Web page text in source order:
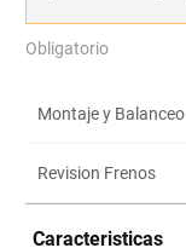
Obligatorio
Montaje y Balanceo
Revision Frenos
Caracteristicas